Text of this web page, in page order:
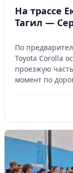
На трассе
Тагил —
По
Toyota Corolla
проезжую
момент по